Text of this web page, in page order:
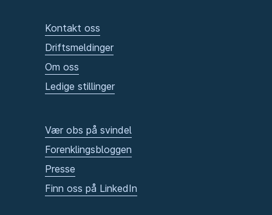
Kontakt oss
Driftsmeldinger
Om oss
Ledige stillinger
Vær obs på svindel
Forenklingsbloggen
Presse
Finn oss på LinkedIn